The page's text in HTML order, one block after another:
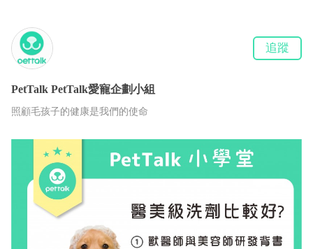
PetTalk PetTalk愛寵企劃小組
照顧毛孩子的健康是我們的使命
追蹤